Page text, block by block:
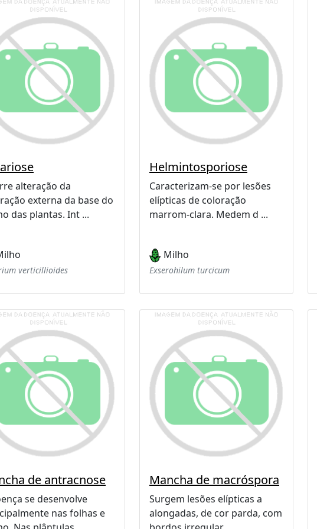
alteração da
externa da base do
das plantas. Int ...
verticillioides
Helmintosporiose
Caracterizam-se por lesões
elípticas de coloração
marrom-clara. Medem d ...
Milho
Exserohilum turcicum
de antracnose
se desenvolve
nas folhas e
Mancha de macróspora
Surgem lesões elípticas a
alongadas, de cor parda, com